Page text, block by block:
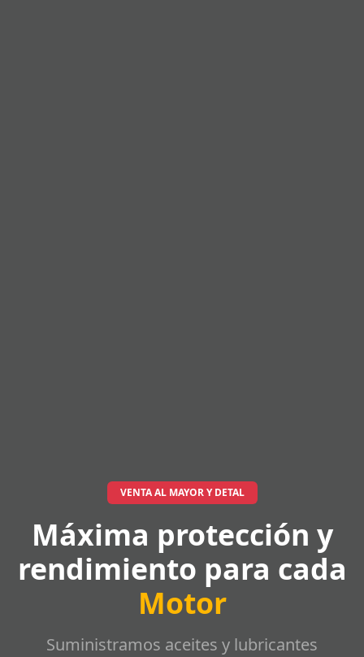
VENTA AL MAYOR Y DETAL
Máxima protección y
rendimiento para cada
Motor
Suministramos aceites y lubricantes